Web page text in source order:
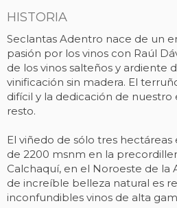
HISTORIA
Seclantas Adentro nace de un
pasión por los vinos con Raúl
de los vinos salteños y ardiente
vinificación sin madera. El
difícil y la dedicación de
resto.
El viñedo de sólo tres hectáreas
de 2200 msnm en la
Calchaquí, en el Noroeste de la
de increíble belleza natural es
inconfundibles vinos de alta